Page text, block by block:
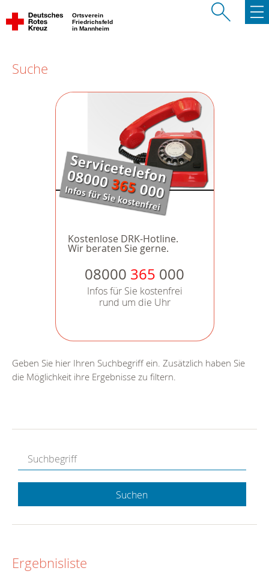
Ortsverein
Friedrichsfeld
in Mannheim
Suche
Kostenlose DRK-Hotline.
Wir beraten Sie gerne.
08000 365 000
Infos für Sie kostenfrei
rund um die Uhr
Geben Sie hier Ihren Suchbegriff ein. Zusätzlich haben Sie
die Möglichkeit ihre Ergebnisse zu filtern.
Suchen
Ergebnisliste